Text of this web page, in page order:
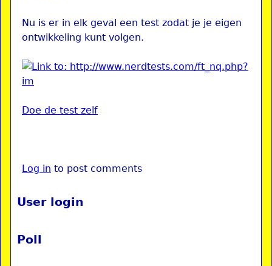
Nu is er in elk geval een test zodat je je eigen
ontwikkeling kunt volgen.
Doe de test zelf
Log in to post comments
User login
Poll